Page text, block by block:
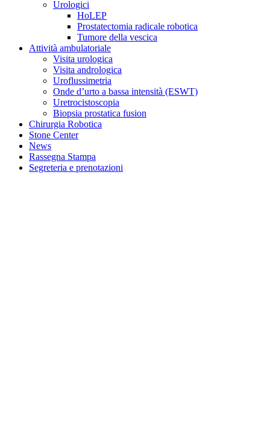
Urologici
HoLEP
Prostatectomia radicale robotica
Tumore della vescica
Attività ambulatoriale
Visita urologica
Visita andrologica
Uroflussimetria
Onde d’urto a bassa intensità (ESWT)
Uretrocistoscopia
Biopsia prostatica fusion
Chirurgia Robotica
Stone Center
News
Rassegna Stampa
Segreteria e prenotazioni